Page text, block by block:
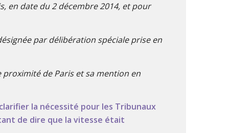
en date du 2 décembre 2014, et pour
par délibération spéciale prise en
de Paris et sa mention en
la nécessité pour les Tribunaux
de dire que la vitesse était